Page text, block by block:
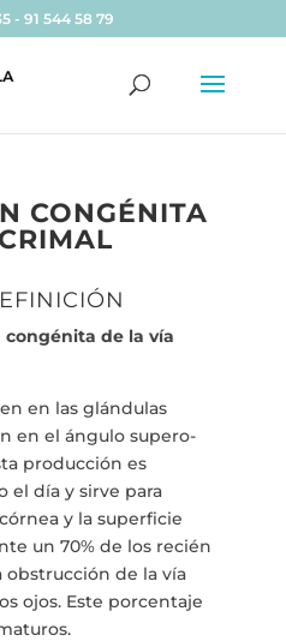
- 91 544 58 79
CONGÉNITA
congénita de la vía
en las glándulas
en el ángulo supero-
producción es
el día y sirve para
y la superficie
un 70% de los recién
obstrucción de la vía
ojos. Este porcentaje